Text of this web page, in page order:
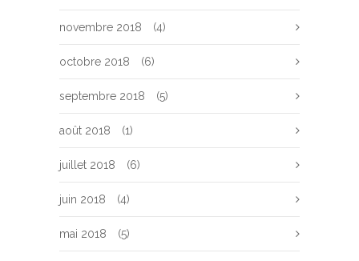
novembre 2018 (4)
octobre 2018 (6)
septembre 2018 (5)
août 2018 (1)
juillet 2018 (6)
juin 2018 (4)
mai 2018 (5)